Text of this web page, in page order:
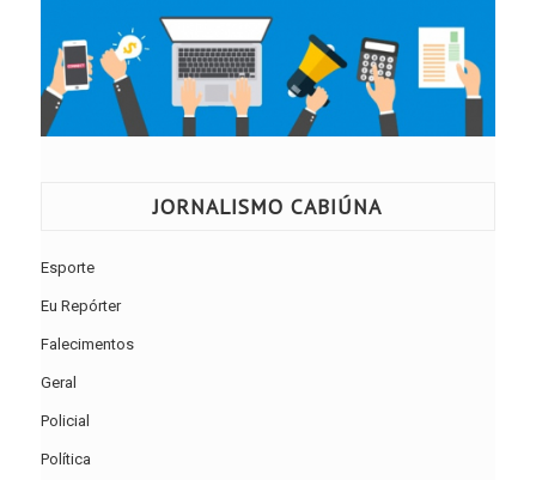
JORNALISMO CABIÚNA
Esporte
Eu Repórter
Falecimentos
Geral
Policial
Política